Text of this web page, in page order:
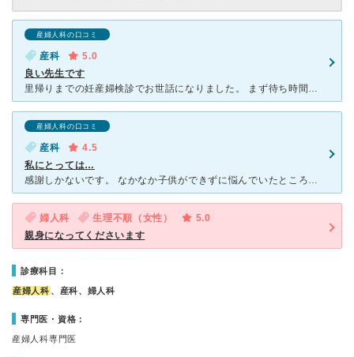
産婦人科の口コミ
産科
5.0
良い先生です
里帰りまでの妊産婦検診でお世話になりました。 まず待ち時間について。 いつも朝一で予約していましたが、分娩がないのもあってかほぼ待ち時間はありませんでした。 待合室について。 一歳の息
産婦人科の口コミ
産科
4.5
私にとっては…
感謝しかないです。 なかなか子供ができずに悩んでいたところ知り合いに紹介されこちらを受診させていただきました。 元々生理不順だった為、タイミングもわからず何から始めたら良いかも分からなかった時
婦人科 生理不順（女性）
5.0
親身になってくださいます
診療科目：
産婦人科 、産科、婦人科
専門医・資格：
産婦人科専門医